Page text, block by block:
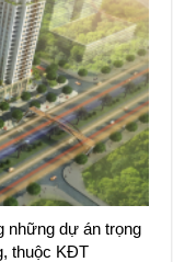
những dự án trọng
thuộc KĐT